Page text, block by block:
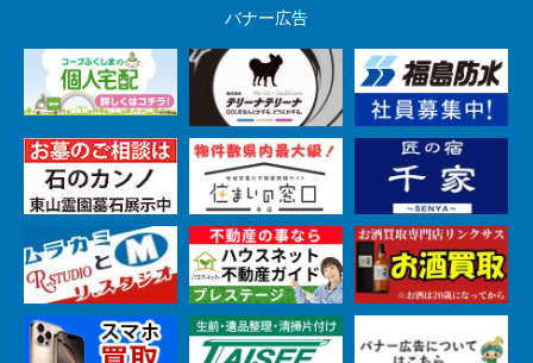
バナー広告